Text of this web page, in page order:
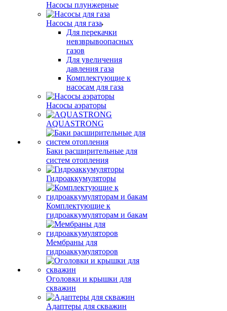
Насосы плунжерные
Насосы для газа
Для перекачки
невзврывоопасных
газов
Для увеличения
давления газа
Комплектующие к
насосам для газа
Насосы аэраторы
AQUASTRONG
Баки расширительные для
систем отопления
Гидроаккумуляторы
Комплектующие к
гидроаккумуляторам и бакам
Мембраны для
гидроаккумуляторов
Оголовки и крышки для
скважин
Адаптеры для скважин